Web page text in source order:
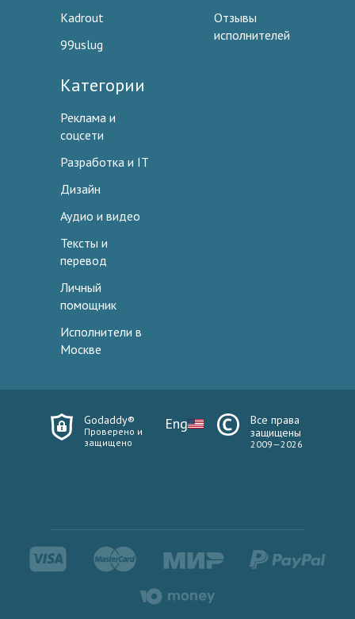
Kadrout
99uslug
Отзывы
исполнителей
Категории
Реклама и
соцсети
Разработка и IT
Дизайн
Аудио и видео
Тексты и
перевод
Личный
помощник
Исполнители в
Москве
Godaddy®
Проверено и
защищено
Eng
Все права
защищены
2009—2026